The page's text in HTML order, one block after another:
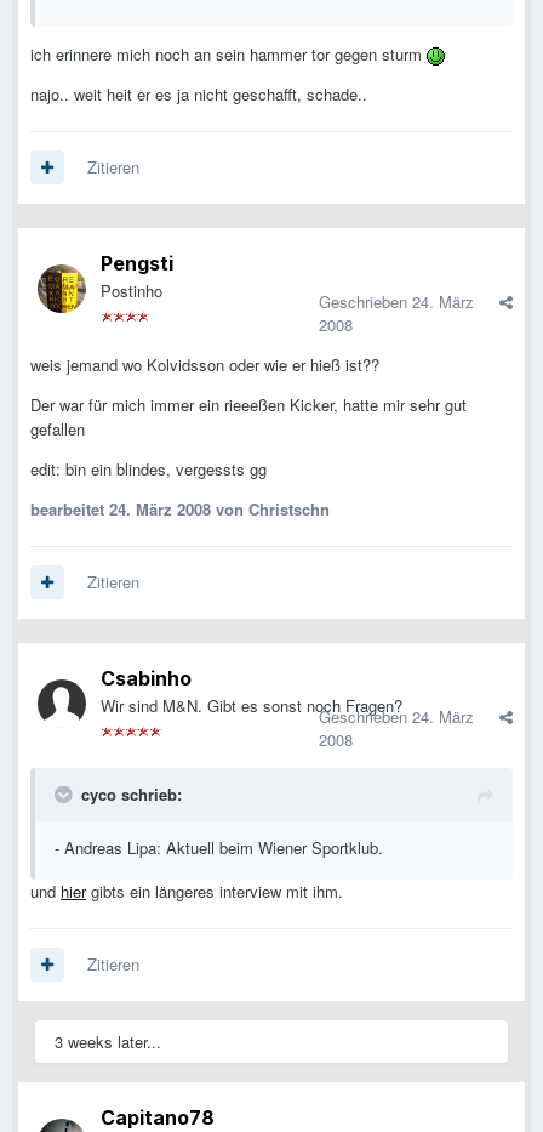
ich erinnere mich noch an sein hammer tor gegen sturm
najo.. weit heit er es ja nicht geschafft, schade..
Zitieren
Pengsti
Postinho Geschrieben 24. März
2008
weis jemand wo Kolvidsson oder wie er hieß ist??
Der war für mich immer ein rieeeßen Kicker, hatte mir sehr gut
gefallen
edit: bin ein blindes, vergessts gg
bearbeitet 24. März 2008 von Christschn
Zitieren
Csabinho
Wir sind M&N. Gibt es sonst noch Fragen?
Geschrieben 24. März
2008
cyco schrieb:
- Andreas Lipa: Aktuell beim Wiener Sportklub.
und hiergibts ein längeres interview mit ihm.
Zitieren
3 weeks later...
Capitano78